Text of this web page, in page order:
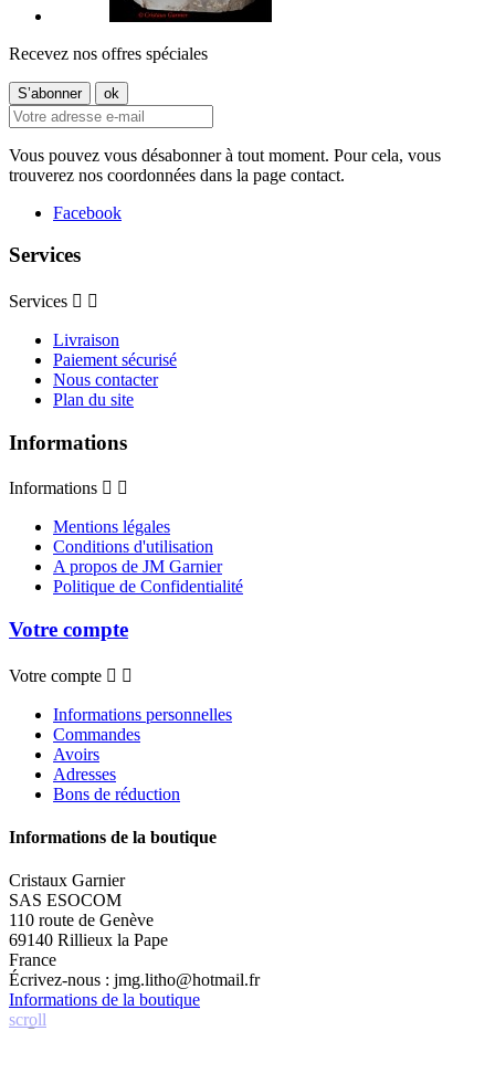
Recevez nos offres spéciales
Vous pouvez vous désabonner à tout moment. Pour cela, vous
trouverez nos coordonnées dans la page contact.
Facebook
Services
Services  
Livraison
Paiement sécurisé
Nous contacter
Plan du site
Informations
Informations  
Mentions légales
Conditions d'utilisation
A propos de JM Garnier
Politique de Confidentialité
Votre compte
Votre compte  
Informations personnelles
Commandes
Avoirs
Adresses
Bons de réduction
Informations de la boutique
Cristaux Garnier
SAS ESOCOM
110 route de Genève
69140 Rillieux la Pape
France
Écrivez-nous : jmg.litho@hotmail.fr
Informations de la boutique
scroll